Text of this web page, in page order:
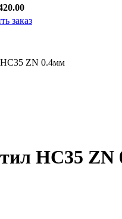
заказ
ZN 0.4мм
НС35 ZN